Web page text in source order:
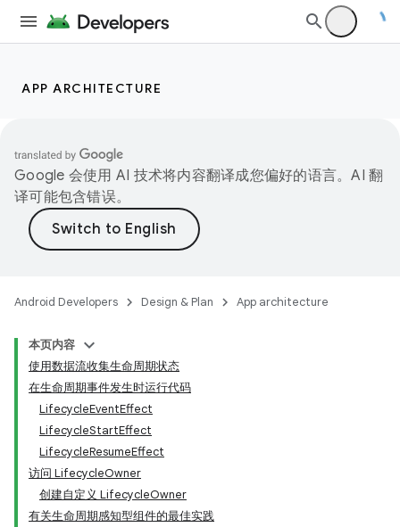
APP ARCHITECTURE
Google 会使用 AI 技术将内容翻译成您偏好的语言。AI 翻
译可能包含错误。
Android Developers Design & Plan App architecture
本页内容
使用数据流收集生命周期状态
在生命周期事件发生时运行代码
LifecycleEventEffect
LifecycleStartEffect
LifecycleResumeEffect
访问 LifecycleOwner
创建自定义 LifecycleOwner
有关生命周期感知型组件的最佳实践